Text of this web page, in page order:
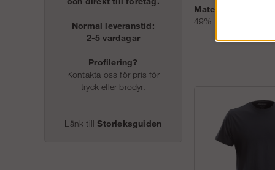
Normal leveranstid:
2-5 vardagar
Profilering?
Kontakta oss för pris för
tryck eller brodyr.
Länk till Storleksguiden
Material:
49% Modacryl FR,